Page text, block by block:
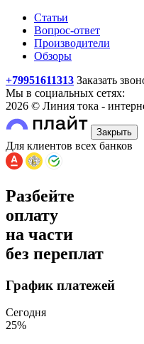
Статьи
Вопрос-ответ
Производители
Обзоры
+79951611313 Заказать
Мы в социальных сетях:
2026 © Линия тока -
Закрыть
Для клиентов всех банков
Разбейте
оплату
на части
без переплат
График платежей
Сегодня
25%